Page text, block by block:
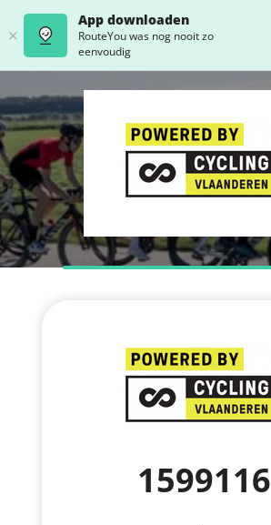
App downloaden
RouteYou was nog nooit zo
eenvoudig
1599116